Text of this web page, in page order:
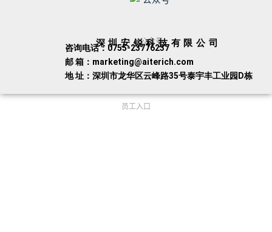
公众号
深圳安锐科技有限公司
咨询电话：0755-23776237
邮 箱：marketing@aiterich.com
地 址：深圳市龙华区云峰路35号泰宇丰工业园D栋
员工入口